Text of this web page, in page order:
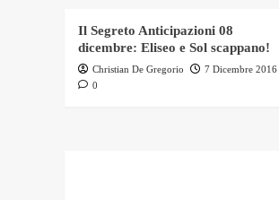
Il Segreto Anticipazioni 08
dicembre: Eliseo e Sol scappano!
Christian De Gregorio
7 Dicembre 2016
0